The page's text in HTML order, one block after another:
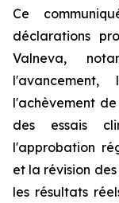
Ce
déclarations
Valneva,
l'achèvement
des essais
l'approbation
et la révision
les résultats